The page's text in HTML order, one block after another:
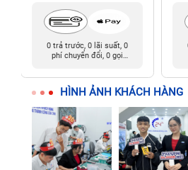
0 trả trước, 0 lãi suất, 0
phí chuyển đổi, 0 gọi
HÌNH ẢNH KHÁCH HÀNG